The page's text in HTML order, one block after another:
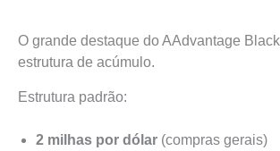
O grande destaque do AAdvantage
estrutura de acúmulo.
Estrutura padrão:
2 milhas por dólar (compras gerais)